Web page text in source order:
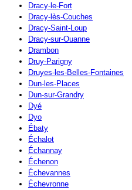
Dracy-le-Fort
Dracy-lès-Couches
Dracy-Saint-Loup
Dracy-sur-Ouanne
Drambon
Druy-Parigny
Druyes-les-Belles-Fontaines
Dun-les-Places
Dun-sur-Grandry
Dyé
Dyo
Ébaty
Échalot
Échannay
Échenon
Échevannes
Échevronne